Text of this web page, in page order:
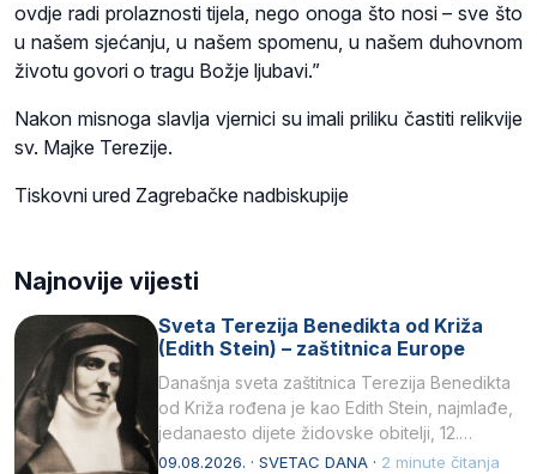
ovdje radi prolaznosti tijela, nego onoga što nosi – sve što
u našem sjećanju, u našem spomenu, u našem duhovnom
životu govori o tragu Božje ljubavi.”
Nakon misnoga slavlja vjernici su imali priliku častiti relikvije
sv. Majke Terezije.
Tiskovni ured Zagrebačke nadbiskupije
Najnovije vijesti
Sveta Terezija Benedikta od Križa
(Edith Stein) – zaštitnica Europe
Današnja sveta zaštitnica Terezija Benedikta
od Križa rođena je kao Edith Stein, najmlađe,
jedanaesto dijete židovske obitelji, 12.
listopada 1891, u Wrocławu…
09.08.2026. · SVETAC DANA · 2 minute čitanja